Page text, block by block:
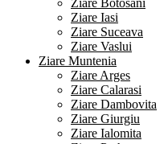
Ziare Botosani
Ziare Iasi
Ziare Suceava
Ziare Vaslui
Ziare Muntenia
Ziare Arges
Ziare Calarasi
Ziare Dambovita
Ziare Giurgiu
Ziare Ialomita